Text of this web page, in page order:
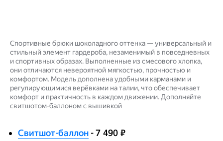
Спортивные брюки шоколадного оттенка — универсальный и
стильный элемент гардероба, незаменимый в повседневных
и спортивных образах. Выполненные из смесового хлопка,
они отличаются невероятной мягкостью, прочностью и
комфортом. Модель дополнена удобными карманами и
регулирующимися верёвками на талии, что обеспечивает
комфорт и практичность в каждом движении. Дополняйте
свитшотом-баллоном с вышивкой
Свитшот-баллон - 7 490 ₽